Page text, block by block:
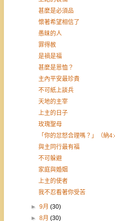
甚麼是必須品
懷著希望相信了
愚昧的人
罪得赦
是禍是福
甚麼是恩恤？
主內平安最珍貴
不可紙上談兵
天地的主宰
上主的日子
玫瑰聖母
「你的忿怒合理嗎？」（納
與主同行最有福
不可躲避
家庭與婚姻
上主的使者
我不忍看著你受苦
►9月(30)
►8月(30)